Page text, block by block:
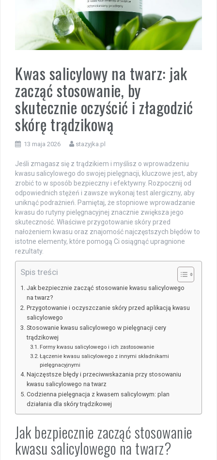
Kwas salicylowy na twarz: jak
zacząć stosowanie, by
skutecznie oczyścić i złagodzić
skórę trądzikową
13 maja 2026 stazyjka.pl
Jeśli zmagasz się z trądzikiem i myślisz o wprowadzeniu
kwasu salicylowego do swojej pielęgnacji, kluczowe jest, aby
zrobić to w sposób bezpieczny i efektywny. Rozpocznij od
odpowiednich stężeń i zawsze wykonaj test alergiczny, aby
uniknąć podrażnień. Pamiętaj, że stopniowe wprowadzanie
kwasu do rutyny pielęgnacyjnej znacznie zwiększa jego
skuteczność. Właściwe przygotowanie skóry przed
nałożeniem kwasu oraz znajomość najczęstszych błędów to
istotne elementy, które pomogą Ci osiągnąć upragnione
rezultaty.
Spis treści
Jak bezpiecznie zacząć stosowanie kwasu salicylowego
na twarz?
Przygotowanie i oczyszczanie skóry przed aplikacją kwasu
salicylowego
Stosowanie kwasu salicylowego w pielęgnacji cery
trądzikowej
Formy kwasu salicylowego i ich zastosowanie
Łączenie kwasu salicylowego z innymi składnikami
pielęgnacyjnymi
Najczęstsze błędy i przeciwwskazania przy stosowaniu
kwasu salicylowego na twarz
Codzienna pielęgnacja z kwasem salicylowym: plan
działania dla skóry trądzikowej
Jak bezpiecznie zacząć stosowanie
kwasu salicylowego na twarz?